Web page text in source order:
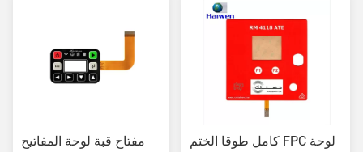
مفتاح قبة لوحة المفاتيح
كامل طوقا الختم FPC لوحة